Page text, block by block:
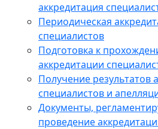
аккредитация
Периодическая
специалистов
Подготовка к
аккредитации
Получение результатов
специалистов и
Документы,
проведение